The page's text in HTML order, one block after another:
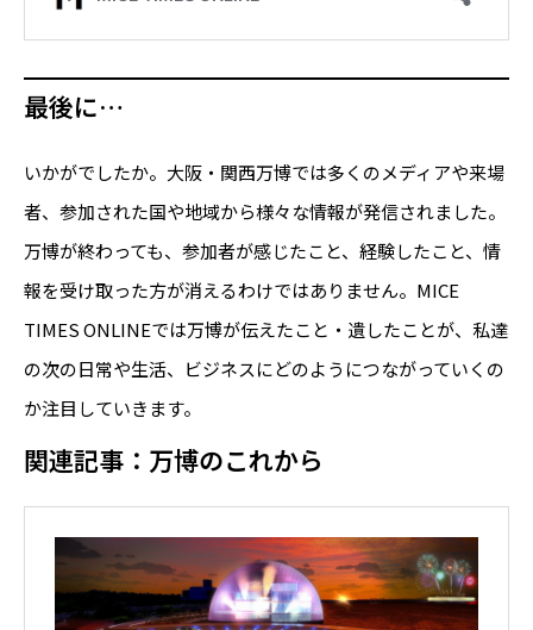
最後に…
いかがでしたか。大阪・関西万博では多くのメディアや来場
者、参加された国や地域から様々な情報が発信されました。
万博が終わっても、参加者が感じたこと、経験したこと、情
報を受け取った方が消えるわけではありません。MICE
TIMES ONLINEでは万博が伝えたこと・遺したことが、私達
の次の日常や生活、ビジネスにどのようにつながっていくの
か注目していきます。
関連記事：万博のこれから